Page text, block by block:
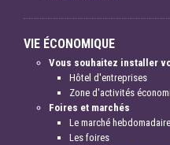
VIE ÉCONOMIQUE
Vous souhaitez installer
Hôtel d'entreprises
Zone d'activités
Foires et marchés
Le marché hebdomadaire
Les foires